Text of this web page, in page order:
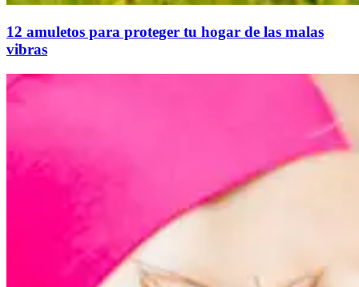
12 amuletos para proteger tu hogar de las malas
vibras